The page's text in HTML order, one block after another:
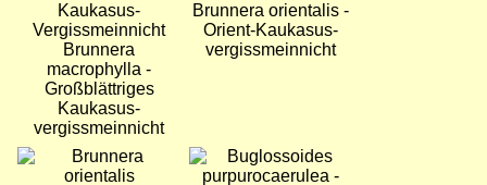
Brunnera
macrophylla -
Großblättriges
Kaukasus-
vergissmeinnicht
Brunnera orientalis -
Orient-Kaukasus-
vergissmeinnicht
Bild Bild